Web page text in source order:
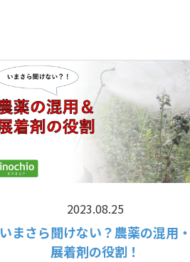
2023.08.25
いまさら聞けない？農薬の混用・
展着剤の役割！